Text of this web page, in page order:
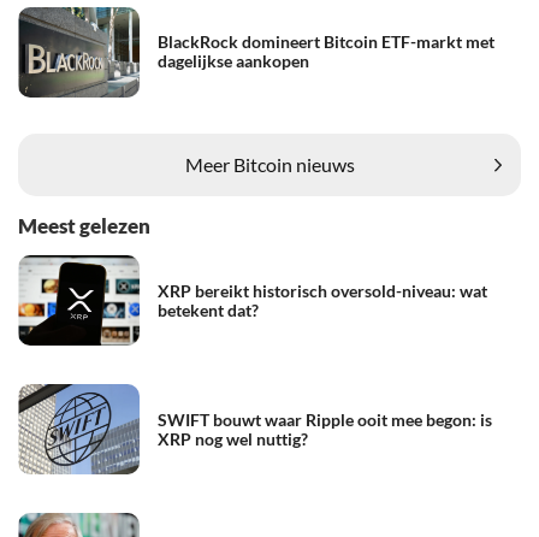
BlackRock domineert Bitcoin ETF-markt met
dagelijkse aankopen
Meer Bitcoin nieuws
Meest gelezen
XRP bereikt historisch oversold-niveau: wat
betekent dat?
SWIFT bouwt waar Ripple ooit mee begon: is
XRP nog wel nuttig?